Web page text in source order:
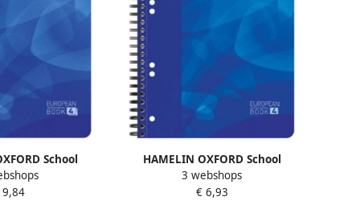
School
gelijnd 4 gaats
kunststof kaft
HAMELIN OXFORD School
projectbook A5 gelijnd 6 gaats
120 vel soepele kunststof kaft
3 webshops
€ 6,93